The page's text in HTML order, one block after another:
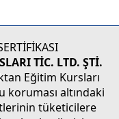
TİC. LTD. ŞTİ.
Eğitim Kursları
koruması altındaki
tüketicilere